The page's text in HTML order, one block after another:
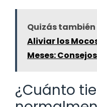
Quizás
Aliviar los
Meses:
¿Cuánto